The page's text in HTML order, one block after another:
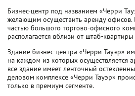
Бизнес-центр под названием «Черри
желающим осуществить аренду офисов.
частью большого торгово-офисного
располагается вблизи от штаб-
Здание бизнес-центра «Черри Тауэр»
на каждом из которых осуществляется
все здание имеет ленточный
деловом комплексе «Черри Тауэр»
только в премиум сегменте.